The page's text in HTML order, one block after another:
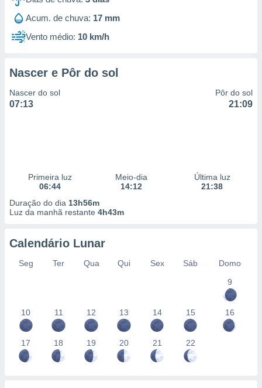
Acum. de chuva: 17 mm
Vento médio: 10 km/h
Nascer e Pôr do sol
Nascer do sol
07:13
Pôr do sol
21:09
Primeira luz
06:44
Meio-dia
14:12
Última luz
21:38
Duração do dia 13h56m
Luz da manhã restante 4h43m
Calendário Lunar
Seg Ter Qua Qui Sex Sáb
Domo
9
10 11 12 13 14 15 16
17 18 19 20 21 22